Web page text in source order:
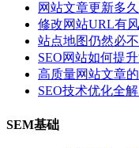
网站文章更新多
修改网站URL有
站点地图仍然必
SEO网站如何提
高质量网站文章
SEO技术优化全
SEM基础